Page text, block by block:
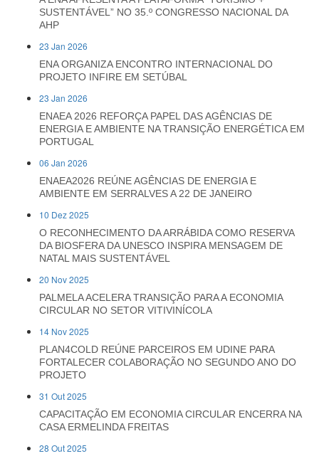
SUSTENTÁVEL” NO 35.º CONGRESSO NACIONAL DA
AHP
23 Jan 2026
ENA ORGANIZA ENCONTRO INTERNACIONAL DO
PROJETO INFIRE EM SETÚBAL
23 Jan 2026
ENAEA 2026 REFORÇA PAPEL DAS AGÊNCIAS DE
ENERGIA E AMBIENTE NA TRANSIÇÃO ENERGÉTICA EM
PORTUGAL
06 Jan 2026
ENAEA2026 REÚNE AGÊNCIAS DE ENERGIA E
AMBIENTE EM SERRALVES A 22 DE JANEIRO
10 Dez 2025
O RECONHECIMENTO DA ARRÁBIDA COMO RESERVA
DA BIOSFERA DA UNESCO INSPIRA MENSAGEM DE
NATAL MAIS SUSTENTÁVEL
20 Nov 2025
PALMELA ACELERA TRANSIÇÃO PARA A ECONOMIA
CIRCULAR NO SETOR VITIVINÍCOLA
14 Nov 2025
PLAN4COLD REÚNE PARCEIROS EM UDINE PARA
FORTALECER COLABORAÇÃO NO SEGUNDO ANO DO
PROJETO
31 Out 2025
CAPACITAÇÃO EM ECONOMIA CIRCULAR ENCERRA NA
CASA ERMELINDA FREITAS
28 Out 2025